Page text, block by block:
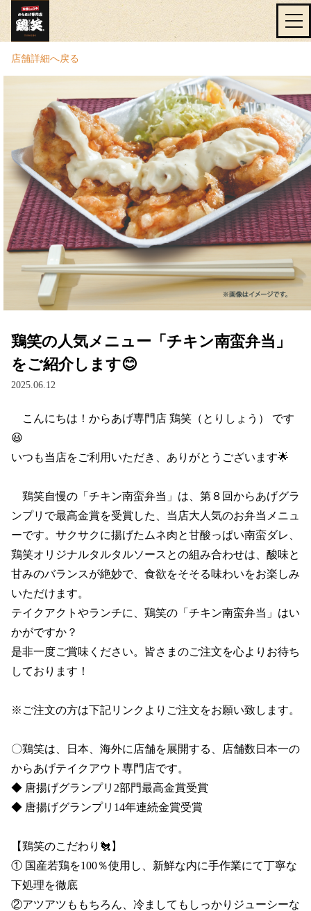
店舗詳細へ戻る
鶏笑の人気メニュー「チキン南蛮弁当」
をご紹介します😊
2025.06.12
こんにちは！からあげ専門店 鶏笑（とりしょう） です
😃
いつも当店をご利用いただき、ありがとうございます🌟
鶏笑自慢の「チキン南蛮弁当」は、第８回からあげグラ
ンプリで最高金賞を受賞した、当店大人気のお弁当メニュ
ーです。サクサクに揚げたムネ肉と甘酸っぱい南蛮ダレ、
鶏笑オリジナルタルタルソースとの組み合わせは、酸味と
甘みのバランスが絶妙で、食欲をそそる味わいをお楽しみ
いただけます。
テイクアクトやランチに、鶏笑の「チキン南蛮弁当」はい
かがですか？
是非一度ご賞味ください。皆さまのご注文を心よりお待ち
しております！
※ご注文の方は下記リンクよりご注文をお願い致します。
〇鶏笑は、日本、海外に店舗を展開する、店舗数日本一の
からあげテイクアウト専門店です。
◆ 唐揚げグランプリ2部門最高金賞受賞
◆ 唐揚げグランプリ14年連続金賞受賞
【鶏笑のこだわり🐔】
① 国産若鶏を100％使用し、新鮮な内に手作業にて丁寧な
下処理を徹底
②アツアツももちろん、冷ましてもしっかりジューシーな